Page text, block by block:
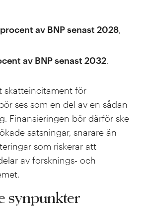
av BNP senast 2028,
av BNP senast 2032.
skatteincitament för
ses som en del av en sådan
Finansieringen bör därför ske
satsningar, snarare än
som riskerar att
av forsknings- och
synpunkter